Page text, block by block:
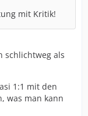
mit Kritik!
schlichtweg als
1:1 mit den
was man kann